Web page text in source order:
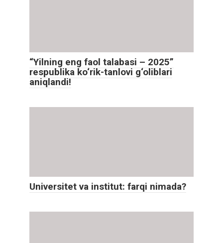
“Yilning eng faol talabasi – 2025”
respublika ko‘rik-tanlovi g‘oliblari
aniqlandi!
Universitet va institut: farqi nimada?